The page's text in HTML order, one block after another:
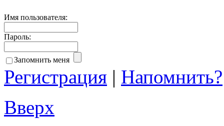
Имя пользователя:
Пароль:
Запомнить меня
Регистрация | Напомнить?
Вверх